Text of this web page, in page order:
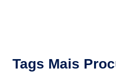
Tags Mais